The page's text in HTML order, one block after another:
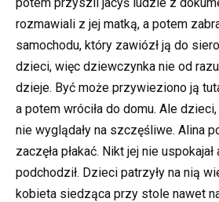
rozmawiali z jej matką, a potem
samochodu, który zawiózł ją do
dzieci, więc dziewczynka nie od
dzieje. Być może przywieziono ją
a potem wróciła do domu. Ale
nie wyglądały na szczęśliwe. Alina
zaczęła płakać. Nikt jej nie
podchodził. Dzieci patrzyły na nią
kobieta siedząca przy stole nawet